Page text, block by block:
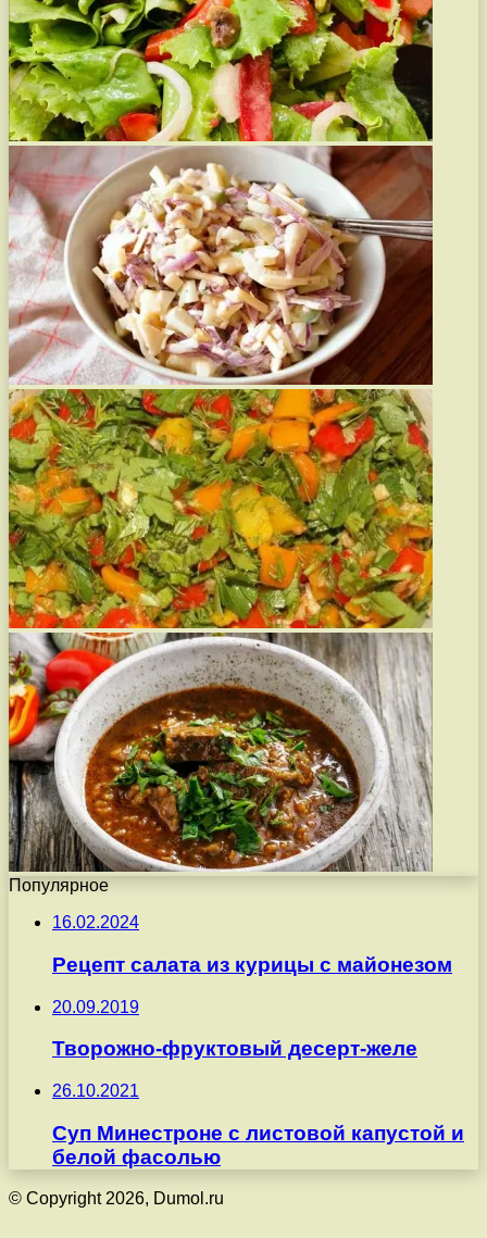
Популярное
16.02.2024
Рецепт салата из курицы с майонезом
20.09.2019
Творожно-фруктовый десерт-желе
26.10.2021
Суп Минестроне с листовой капустой и
белой фасолью
© Copyright 2026, Dumol.ru